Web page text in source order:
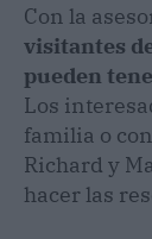
Con la
visitantes
pueden
Los
familia o
Richard y
hacer las